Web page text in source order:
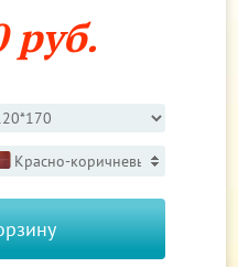
руб.
Красно-коричневый 3